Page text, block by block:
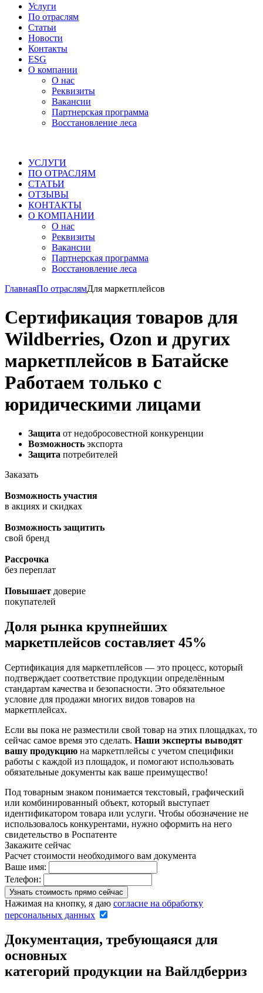
Услуги
По отраслям
Статьи
Новости
Контакты
ESG
О компании
О нас
Реквизиты
Вакансии
Партнерская программа
Восстановление леса
УСЛУГИ
ПО ОТРАСЛЯМ
СТАТЬИ
ОТЗЫВЫ
КОНТАКТЫ
О КОМПАНИИ
О нас
Реквизиты
Вакансии
Партнерская программа
Восстановление леса
ГлавнаяПо отраслямДля маркетплейсов
Сертификация товаров для
Wildberries, Ozon и других
маркетплейсов в Батайске
Работаем только с
юридическими лицами
Защита от недобросовестной конкуренции
Возможность экспорта
Защита потребителей
Заказать
Возможность участия
в акциях и скидках
Возможность защитить
свой бренд
Рассрочка
без переплат
Повышает доверие
покупателей
Доля рынка крупнейших
маркетплейсов составляет 45%
Сертификация для маркетплейсов — это процесс, который
подтверждает соответствие продукции определённым
стандартам качества и безопасности. Это обязательное
условие для продажи многих видов товаров на
маркетплейсах.
Если вы пока не разместили свой товар на этих площадках, то
сейчас самое время это сделать. Наши эксперты выводят
вашу продукцию на маркетплейсы с учетом специфики
работы с каждой из площадок, и помогают использовать
обязательные документы как ваше преимущество!
Под товарным знаком понимается текстовый, графический
или комбинированный объект, который выступает
идентификатором товара или услуги. Чтобы обозначение не
использовалось конкурентами, нужно оформить на него
свидетельство в Роспатенте
Закажите сейчас
Расчет стоимости необходимого вам документа
Ваше имя:
Телефон:
Нажимая на кнопку, я даю согласие на обработку
персональных данных
Документация, требующаяся для
основных
категорий продукции на Вайлдберриз